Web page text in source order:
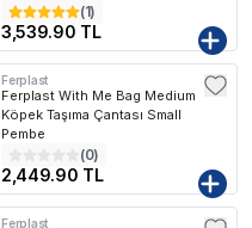
(1)
3,539.90 TL
Ferplast
Ferplast With Me Bag Medium
Köpek Taşıma Çantası Small
Pembe
(0)
2,449.90 TL
Ferplast